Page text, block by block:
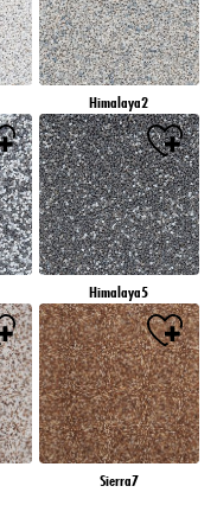
Himalaya2
Himalaya5
Sierra7